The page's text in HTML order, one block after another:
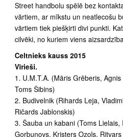
Street handbolu spēlē bez
vārtiem, ar mīkstu un neatlecošu
vārtiem tiek piešķirti divi punkti.
cilvēki, no kuriem viens
Celtnieks kauss 2015
Vīrieši.
1. U.M.T.A. (Māris Grēberis,
Toms Šibins)
2. Budivelnik (Rihards Leja,
Ričards Jablonskis)
3. Šauba un kabani (Toms
Gorbunovs, Kristers Ozols,